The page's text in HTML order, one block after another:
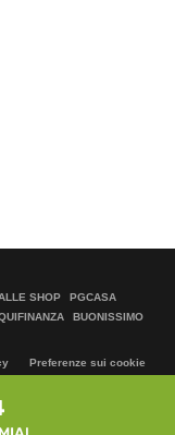
SHOP
PGCASA
BUONISSIMO
Preferenze sui cookie
S.á r.l.